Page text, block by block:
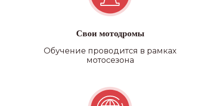
Свои мотодромы
Обучение проводится в рамках
мотосезона